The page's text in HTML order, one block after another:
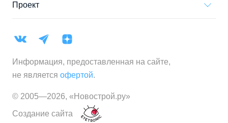
Проект
Информация, предоставленная на сайте,
не является офертой.
© 2005—2026, «Новострой.ру»
Создание сайта